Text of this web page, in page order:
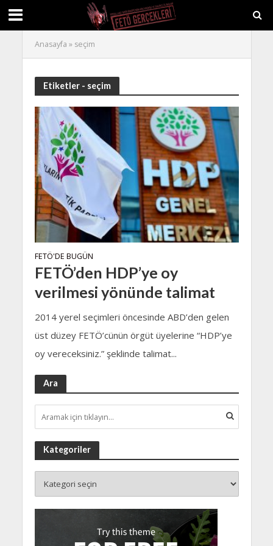
Anasayfa » seçim
Etiketler - seçim
FETÖ'DE BUGÜN
FETÖ’den HDP’ye oy
verilmesi yönünde talimat
2014 yerel seçimleri öncesinde ABD’den gelen
üst düzey FETÖ’cünün örgüt üyelerine “HDP’ye
oy vereceksiniz.” şeklinde talimat...
Ara
Kategoriler